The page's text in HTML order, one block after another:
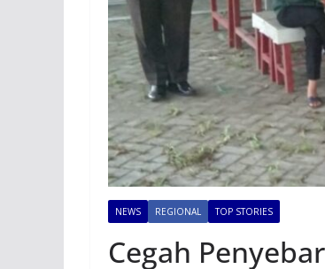
NEWS REGIONAL TOP STORIES
Cegah